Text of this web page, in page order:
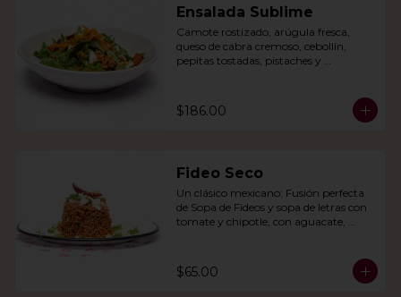
Ensalada Sublime
Camote rostizado, arúgula fresca,
queso de cabra cremoso, cebollín,
pepitas tostadas, pistaches y
$186.00
Fideo Seco
Un clásico mexicano: Fusión perfecta
de Sopa de Fideos y sopa de letras con
tomate y chipotle, con aguacate,
$65.00